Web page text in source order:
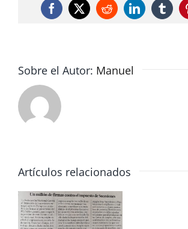
del
Facebook
X RedditLinkedIn
Sobre el Autor: Manuel
Artículos relacionados